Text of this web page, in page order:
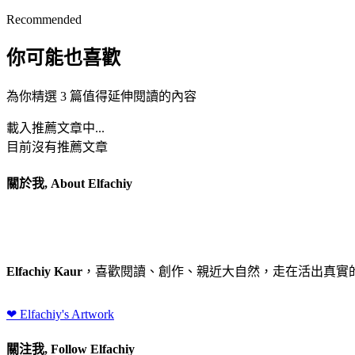
Recommended
你可能也喜歡
為你精選 3 篇值得延伸閱讀的內容
載入推薦文章中...
目前沒有推薦文章
關於我, About Elfachiy
Elfachiy Kaur ，喜歡閱讀、創作、親近大自然，走在活出真實
❤ Elfachiy's Artwork
關注我, Follow Elfachiy